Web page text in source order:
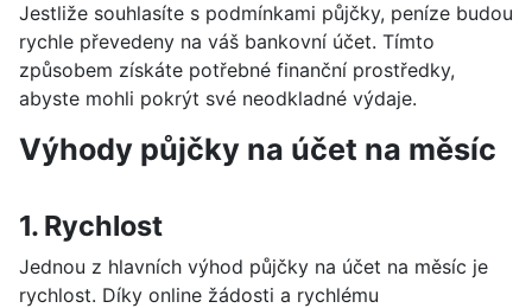
Jestliže souhlasíte s podmínkami půjčky, peníze budou
rychle převedeny na váš bankovní účet. Tímto
způsobem získáte potřebné finanční prostředky,
abyste mohli pokrýt své neodkladné výdaje.
Výhody půjčky na účet na měsíc
1. Rychlost
Jednou z hlavních výhod půjčky na účet na měsíc je
rychlost. Díky online žádosti a rychlému